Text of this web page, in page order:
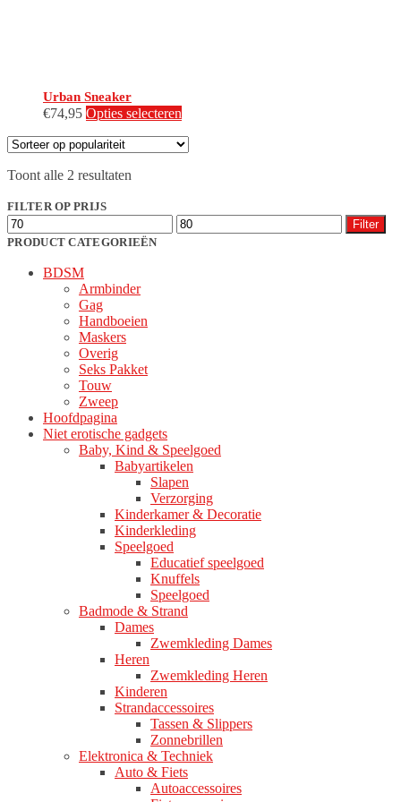
Urban Sneaker
€74,95 Opties selecteren
heeft
kan
Toont alle 2 resultaten
FILTER OP PRIJS
Min.
prijs
Max.
prijs
Filter
PRODUCT CATEGORIEËN
BDSM
Armbinder
Gag
Handboeien
Maskers
Overig
Seks Pakket
Touw
Zweep
Hoofdpagina
Niet erotische gadgets
Baby, Kind & Speelgoed
Babyartikelen
Slapen
Verzorging
Kinderkamer & Decoratie
Kinderkleding
Speelgoed
Educatief speelgoed
Knuffels
Speelgoed
Badmode & Strand
Dames
Zwemkleding Dames
Heren
Zwemkleding Heren
Kinderen
Strandaccessoires
Tassen & Slippers
Zonnebrillen
Elektronica & Techniek
Auto & Fiets
Autoaccessoires